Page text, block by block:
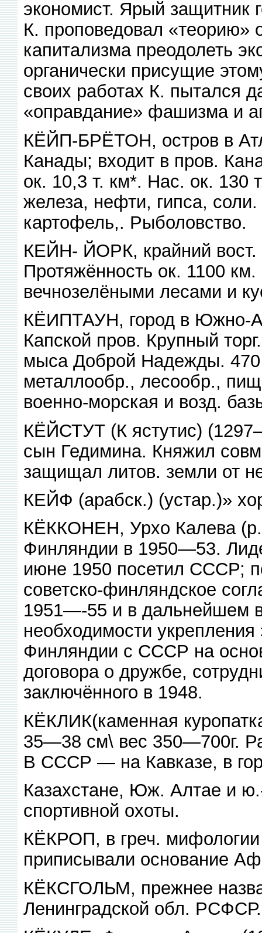
экономист. Ярый защитник
К. проповедовал «теорию»
капитализма преодолеть
органически присущие
своих работах К. пытался
«оправдание» фашизма и
КЁЙП-БРЁТОН, остров в
Канады; входит в пров.
ок. 10,3 т. км*. Нас. ок. 130
железа, нефти, гипса,
картофель,. Рыболовство.
КЕЙН- ЙОРК, крайний вост.
Протяжённость ок. 1100
вечнозелёными лесами и
КЁИПТАУН, город в Южно-
Капской пров. Крупный
мыса Доброй Надежды. 470
металлообр., лесообр.,
военно-морская и возд.
КЁЙСТУТ (К ястутис)
сын Гедимина. Княжил
защищал литов. земли от
КЕЙФ (арабск.) (устар.)»
КЁККОНЕН, Урхо Калева
Финляндии в 1950—53.
июне 1950 посетил СССР;
советско-финляндское
1951—-55 и в дальнейшем
необходимости
Финляндии с СССР на
договора о дружбе,
заключённого в 1948.
КЁКЛИК(каменная
35—38 см\ вес 350—700г.
В СССР — на Кавказе, в
Казахстане, Юж. Алтае и
спортивной охоты.
КЁКРОП, в греч.
приписывали основание
КЁКСГОЛЬМ, прежнее
Ленинградской обл. РСФСР.